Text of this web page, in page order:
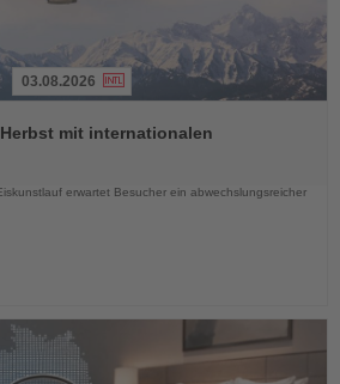
03.08.2026
mit internationalen
erwartet Besucher ein abwechslungsreicher